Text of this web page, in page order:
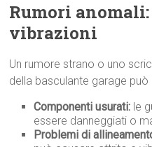
Rumori
vibrazioni
Un rumore strano o uno
della basculante garage può
Componenti usurati: le
essere danneggiati o
Problemi di